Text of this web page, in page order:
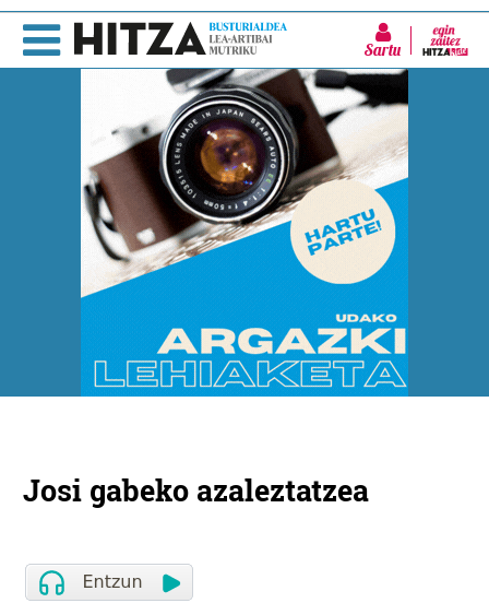
Sartu
Josi gabeko azaleztatzea